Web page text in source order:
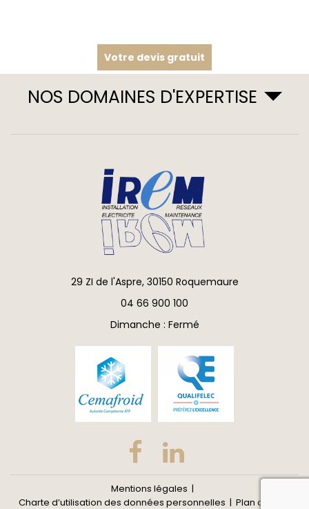
Votre devis gratuit
NOS DOMAINES D'EXPERTISE
29 ZI de l'Aspre, 30150 Roquemaure
04 66 900 100
Dimanche : Fermé
Mentions légales
Charte d’utilisation des données personnelles
Plan du site